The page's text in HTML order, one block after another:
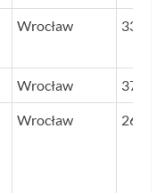
Wrocław 33
Wrocław 37
Wrocław 26